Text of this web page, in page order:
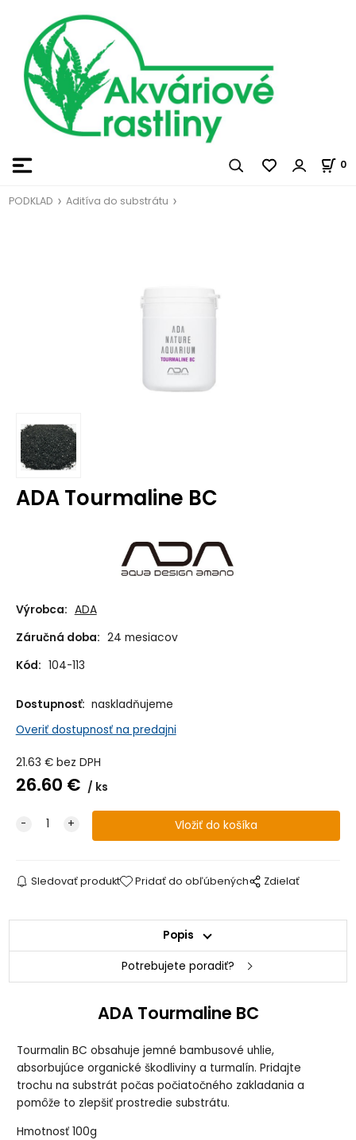
0
PODKLAD Aditíva do substrátu
ADA Tourmaline BC
Výrobca: ADA
Záručná doba: 24 mesiacov
Kód: 104-113
Dostupnosť: naskladňujeme
Overiť dostupnosť na predajni
21.63 € bez DPH
26.60 € ks
Sledovať produkt Pridať do obľúbených Zdielať
Popis
Potrebujete poradiť?
ADA Tourmaline BC
Tourmalin BC obsahuje jemné bambusové uhlie,
absorbujúce organické škodliviny a turmalín. Pridajte
trochu na substrát počas počiatočného zakladania a
pomôže to zlepšiť prostredie substrátu.
Hmotnosť 100g